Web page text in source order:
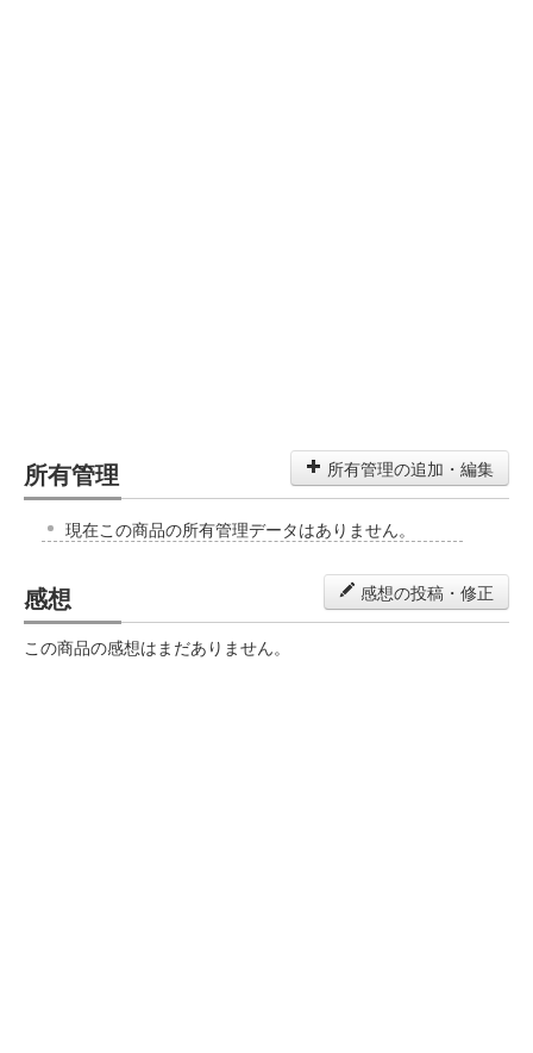
所有管理 所有管理の追加・編集
現在この商品の所有管理データはありません。
感想 感想の投稿・修正
この商品の感想はまだありません。